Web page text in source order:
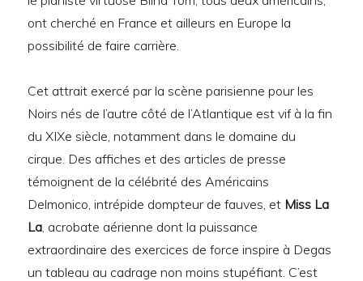
ont cherché en France et ailleurs en Europe la
possibilité de faire carrière.
Cet attrait exercé par la scène parisienne pour les
Noirs nés de l’autre côté de l’Atlantique est vif à la fin
du XIXe siècle, notamment dans le domaine du
cirque. Des affiches et des articles de presse
témoignent de la célébrité des Américains
Delmonico, intrépide dompteur de fauves, et Miss La
La , acrobate aérienne dont la puissance
extraordinaire des exercices de force inspire à Degas
un tableau au cadrage non moins stupéfiant. C’est